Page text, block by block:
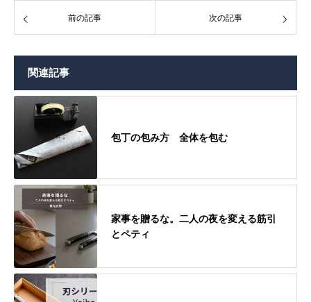
前の記事 次の記事
関連記事
包丁の包み方 全体を包む
家事を贈るな。二人の夜を変える筋引
とペティ